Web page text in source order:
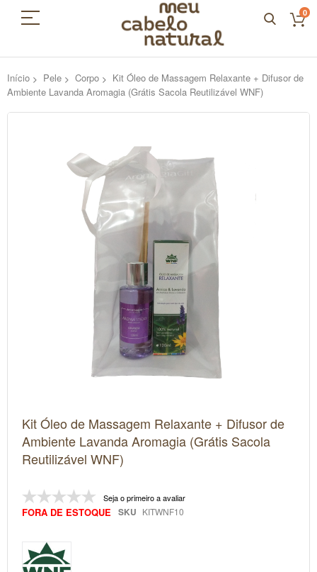
0
Início Pele Corpo
Kit Óleo de Massagem Relaxante + Difusor de
Ambiente Lavanda Aromagia (Grátis Sacola Reutilizável WNF)
para
início
da
imagens
Kit Óleo de Massagem Relaxante + Difusor de
Ambiente Lavanda Aromagia (Grátis Sacola
Reutilizável WNF)
Seja o primeiro a avaliar
FORA DE ESTOQUE SKU KITWNF10